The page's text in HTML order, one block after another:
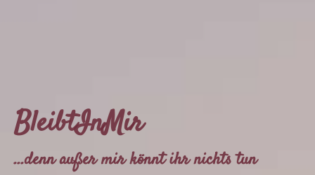
BleibtInMir
...denn außer mir könnt ihr nichts tun